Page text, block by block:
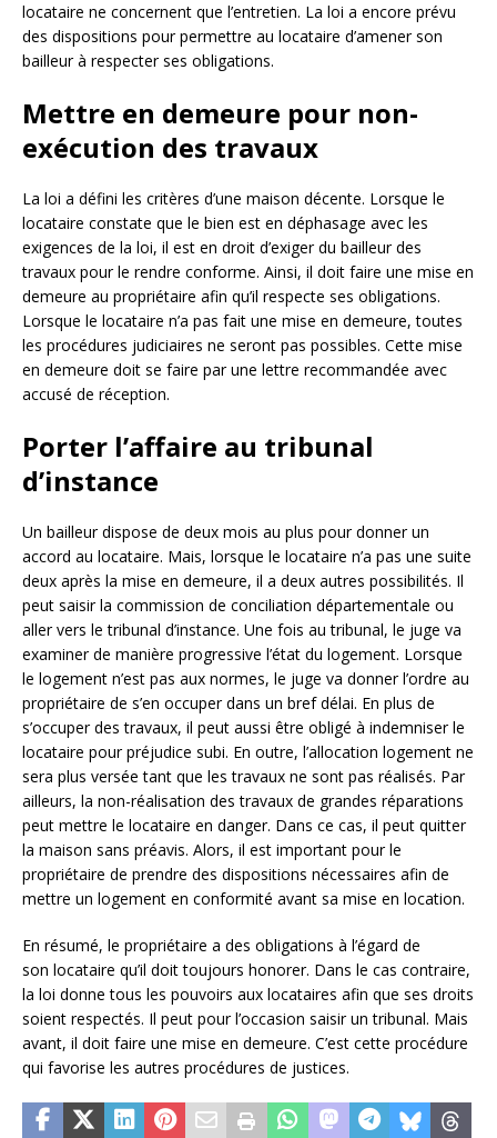
locataire ne concernent que l’entretien. La loi a encore prévu
des dispositions pour permettre au locataire d’amener son
bailleur à respecter ses obligations.
Mettre en demeure pour non-
exécution des travaux
La loi a défini les critères d’une maison décente. Lorsque le
locataire constate que le bien est en déphasage avec les
exigences de la loi, il est en droit d’exiger du bailleur des
travaux pour le rendre conforme. Ainsi, il doit faire une mise en
demeure au propriétaire afin qu’il respecte ses obligations.
Lorsque le locataire n’a pas fait une mise en demeure, toutes
les procédures judiciaires ne seront pas possibles. Cette mise
en demeure doit se faire par une lettre recommandée avec
accusé de réception.
Porter l’affaire au tribunal
d’instance
Un bailleur dispose de deux mois au plus pour donner un
accord au locataire. Mais, lorsque le locataire n’a pas une suite
deux après la mise en demeure, il a deux autres possibilités. Il
peut saisir la commission de conciliation départementale ou
aller vers le tribunal d’instance. Une fois au tribunal, le juge va
examiner de manière progressive l’état du logement. Lorsque
le logement n’est pas aux normes, le juge va donner l’ordre au
propriétaire de s’en occuper dans un bref délai. En plus de
s’occuper des travaux, il peut aussi être obligé à indemniser le
locataire pour préjudice subi. En outre, l’allocation logement ne
sera plus versée tant que les travaux ne sont pas réalisés. Par
ailleurs, la non-réalisation des travaux de grandes réparations
peut mettre le locataire en danger. Dans ce cas, il peut quitter
la maison sans préavis. Alors, il est important pour le
propriétaire de prendre des dispositions nécessaires afin de
mettre un logement en conformité avant sa mise en location.
En résumé, le propriétaire a des obligations à l’égard de
son locataire qu’il doit toujours honorer. Dans le cas contraire,
la loi donne tous les pouvoirs aux locataires afin que ses droits
soient respectés. Il peut pour l’occasion saisir un tribunal. Mais
avant, il doit faire une mise en demeure. C’est cette procédure
qui favorise les autres procédures de justices.